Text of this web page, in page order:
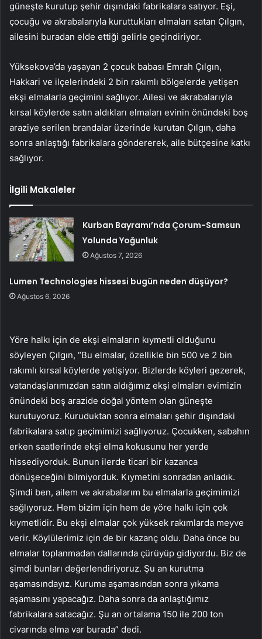
güneşte kurutup şehir dışındaki fabrikalara satıyor. Eşi,
çocuğu ve akrabalarıyla kuruttukları elmaları satan Çılgın,
ailesini buradan elde ettiği gelirle geçindiriyor.
Yüksekova’da yaşayan 2 çocuk babası Emrah Çılgın,
Hakkari ve ilçelerindeki 2 bin rakımlı bölgelerde yetişen
ekşi elmalarla geçimini sağlıyor. Ailesi ve akrabalarıyla
kırsal köylerde satın aldıkları elmaları evinin önündeki boş
araziye serilen brandalar üzerinde kurutan Çılgın, daha
sonra anlaştığı fabrikalara göndererek, aile bütçesine katkı
sağlıyor.
İlgili Makaleler
Kurban Bayramı’nda Çorum-Samsun
Yolunda Yoğunluk
Ağustos 7, 2026
Lumen Technologies hissesi bugün neden düşüyor?
Ağustos 6, 2026
Yöre halkı için de ekşi elmaların kıymetli olduğunu
söyleyen Çılgın, “Bu elmalar, özellikle bin 500 ve 2 bin
rakımlı kırsal köylerde yetişiyor. Bizlerde köyleri gezerek,
vatandaşlarımızdan satın aldığımız ekşi elmaları evimizin
önündeki boş arazide doğal yöntem olan güneşte
kurutuyoruz. Kuruduktan sonra elmaları şehir dışındaki
fabrikalara satıp geçimimizi sağlıyoruz. Çocukken, sabahın
erken saatlerinde ekşi elma kokusunu her yerde
hissediyorduk. Bunun ilerde ticari bir kazanca
dönüşeceğini bilmiyorduk. Kıymetini sonradan anladık.
Şimdi ben, ailem ve akrabalarım bu elmalarla geçimimizi
sağlıyoruz. Hem bizim için hem de yöre halkı için çok
kıymetlidir. Bu ekşi elmalar çok yüksek rakımlarda meyve
verir. Köylülerimiz için de bir kazanç oldu. Daha önce bu
elmalar toplanmadan dallarında çürüyüp gidiyordu. Biz de
şimdi bunları değerlendiriyoruz. Şu an kurutma
aşamasındayız. Kuruma aşamasından sonra yıkama
aşamasını yapacağız. Daha sonra da anlaştığımız
fabrikalara satacağız. Şu an ortalama 150 ile 200 ton
civarında elma var burada” dedi.